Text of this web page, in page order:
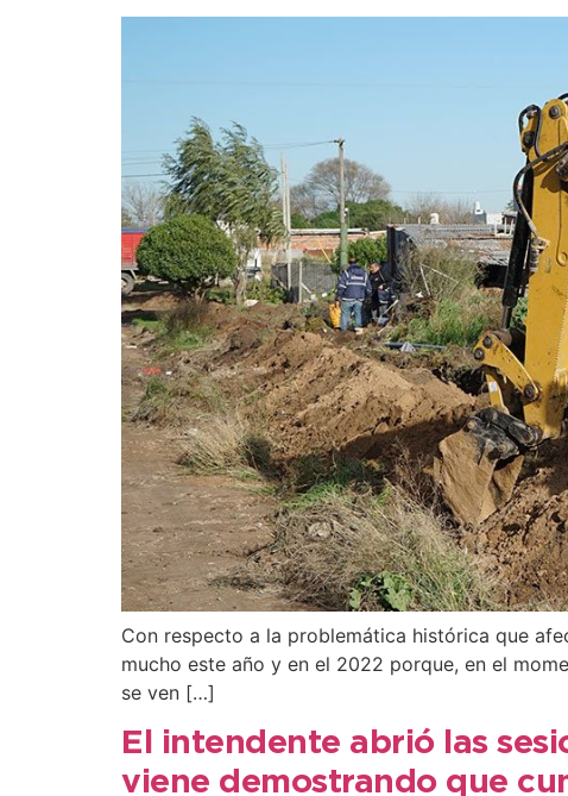
Con respecto a la problemática histórica que
mucho este año y en el 2022 porque, en el
se ven […]
El intendente abrió las
viene demostrando que